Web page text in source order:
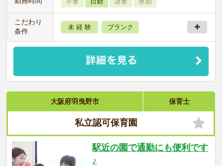
こだわり
条件
未 経 験 ブランク
大阪府羽曳野市 保育士
私立認可保育園
駅近の園で通勤にも便利です
♪